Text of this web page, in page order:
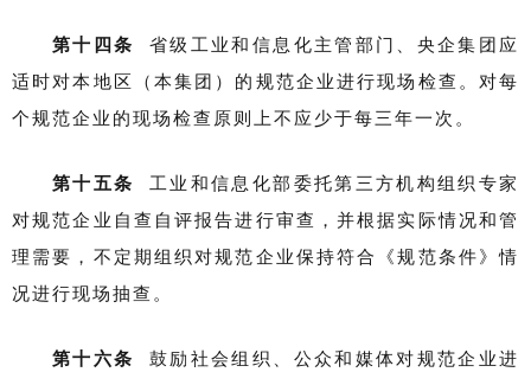
第十四条省级工业和信息化主管部门、央企集团应
适时对本地区（本集团）的规范企业进行现场检查。对每
个规范企业的现场检查原则上不应少于每三年一次。
第十五条
工业和信息化部委托第三方机构组织专家
对规范企业自查自评报告进行审查，并根据实际情况和管
理需要，不定期组织对规范企业保持符合《规范条件》情
况进行现场抽查。
第十六条
鼓励社会组织、公众和媒体对规范企业进